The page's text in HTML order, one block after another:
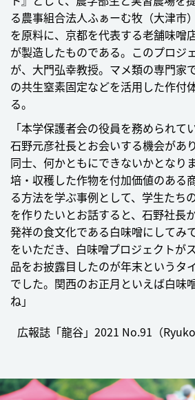
る農事組合法人ふぁーむ牧（大津市
を原料に、京都を代表する老舗味噌
が製造したものである。このプロジ
が、大門弘幸教授。マメ類の専門家
の共生窒素固定などを活用した作付
る。
「本学保護者会の役員を務められて
石野元彦社長とお会いする機会があ
同士、何かともにできないかとなり
培・収穫した作物を付加価値のある
る方法を学ぶ事例として、学生たち
を作りたいとお話すると、石野社長
発祥の食文化である白味噌にしてみ
をいただき、白味噌プロジェクトが
品をお披露目したのが年末というタ
でした。関西のお正月といえば白味
ね」
広報誌「龍谷」2021 No.91（